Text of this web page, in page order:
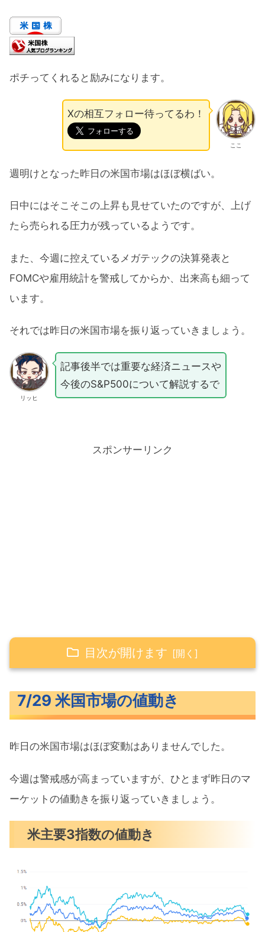
ポチってくれると励みになります。
ここ
Xの相互フォロー待ってるわ！
週明けとなった昨日の米国市場はほぼ横ばい。
日中にはそこそこの上昇も見せていたのですが、上げ
たら売られる圧力が残っているようです。
また、今週に控えているメガテックの決算発表と
FOMCや雇用統計を警戒してからか、出来高も細って
います。
それでは昨日の米国市場を振り返っていきましょう。
リッヒ
記事後半では重要な経済ニュースや
今後のS&P500について解説するで
スポンサーリンク
目次が開けます
米主要3指数の値動き
S&P500ヒートマップ
セクター別パフォーマンス
S&P500チャート分析
米国市場のトピックス
米財務省が借入額見通しを下方修正
アップル衛星経由で緊急通報サービス
開始
7/29 米国市場の値動き
昨日の米国市場はほぼ変動はありませんでした。
今週は警戒感が高まっていますが、ひとまず昨日のマ
ーケットの値動きを振り返っていきましょう。
米主要3指数の値動き